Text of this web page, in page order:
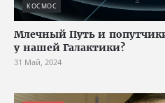
КОСМОС
Млечный Путь и
у нашей Галактики?
31 Май, 2024